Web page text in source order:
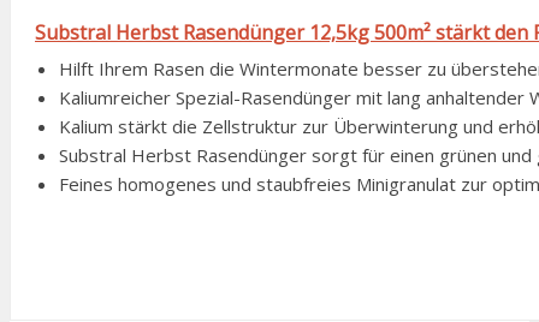
Substral Herbst Rasendünger 12,5kg 500m² stärkt den
Hilft Ihrem Rasen die Wintermonate besser zu
Kaliumreicher Spezial-Rasendünger mit lang
Kalium stärkt die Zellstruktur zur Überwinterung und
Substral Herbst Rasendünger sorgt für einen grünen und
Feines homogenes und staubfreies Minigranulat zur